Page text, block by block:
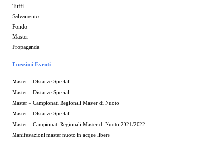
Tuffi
Salvamento
Fondo
Master
Propaganda
Prossimi Eventi
Master – Distanze Speciali
Master – Distanze Speciali
Master – Campionati Regionali Master di Nuoto
Master – Distanze Speciali
Master – Campionati Regionali Master di Nuoto 2021/2022
Manifestazioni master nuoto in acque libere